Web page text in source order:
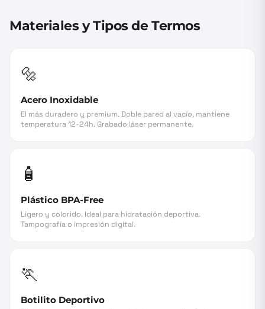
Materiales y Tipos de Termos
🔩
Acero Inoxidable
El más duradero y premium. Doble pared al vacío, mantiene
temperatura 12-24h. Grabado láser permanente.
🧴
Plástico BPA-Free
Ligero y colorido. Ideal para hidratación deportiva.
Tampografía o impresión digital.
🏃
Botilito Deportivo